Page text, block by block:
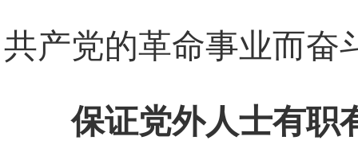
共产党的革命事业而奋
保证党外人士有职